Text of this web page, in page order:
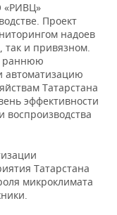
«РИВЦ»
Проект
надоев
так и привязном.
раннюю
автоматизацию
Татарстана
эффективности
воспроизводства
Татарстана
микроклимата